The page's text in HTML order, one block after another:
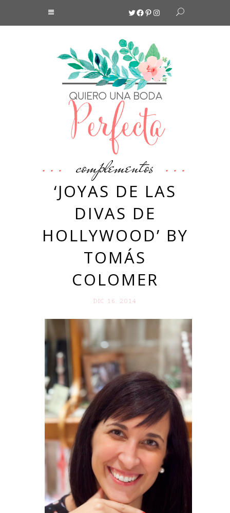
Twitter
Facebook
Pinterest
Instagram
complementos
‘JOYAS DE LAS
DIVAS DE
HOLLYWOOD’ BY
TOMÁS
COLOMER
DIC 16. 2014